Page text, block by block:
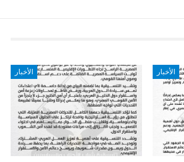
الأخبار الأخبار